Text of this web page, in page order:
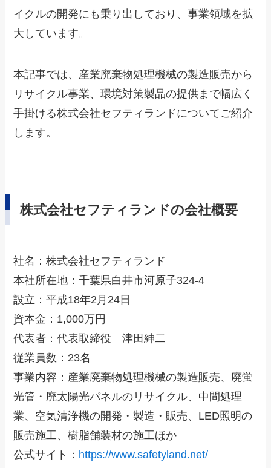
イクルの開発にも乗り出しており、事業領域を拡
大しています。
本記事では、産業廃棄物処理機械の製造販売から
リサイクル事業、環境対策製品の提供まで幅広く
手掛ける株式会社セフティランドについてご紹介
します。
株式会社セフティランドの会社概要
社名：株式会社セフティランド
本社所在地：千葉県白井市河原子324-4
設立：平成18年2月24日
資本金：1,000万円
代表者：代表取締役 津田紳二
従業員数：23名
事業内容：産業廃棄物処理機械の製造販売、廃蛍
光管・廃太陽光パネルのリサイクル、中間処理
業、空気清浄機の開発・製造・販売、LED照明の
販売施工、樹脂舗装材の施工ほか
公式サイト： https://www.safetyland.net/